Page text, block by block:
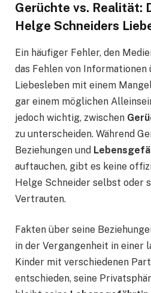
Gerüchte vs. Realität:
Helge Schneiders
Ein häufiger Fehler, den
das Fehlen von Informationen
Liebesleben mit einem
gar einem möglichen
jedoch wichtig, zwischen
zu unterscheiden. Während
Beziehungen und
auftauchen, gibt es keine
Helge Schneider selbst oder
Vertrauten.
Fakten über seine
in der Vergangenheit in einer
Kinder mit verschiedenen
entschieden, seine